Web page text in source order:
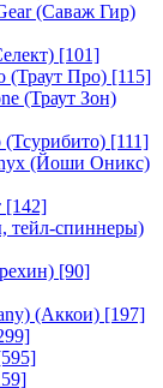
(Саваж Гир)
[101]
(Траут Про) [115]
(Траут Зон)
[111]
(Йоши Оникс)
[142]
тейл-спиннеры)
[90]
(Аккои) [197]